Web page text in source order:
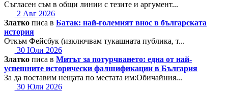
Съгласен съм в общи линии с тезите и аргумент...
2 Авг 2026
Златко писа в Батак: най-големият внос в българската
история
Откъм Фейсбук (изключвам тукашната публика, т...
30 Юли 2026
Златко писа в Митът за потурчването: една от най-
успешните исторически фалшификации в България
За да поставим нещата по местата им:Обичайния...
30 Юли 2026